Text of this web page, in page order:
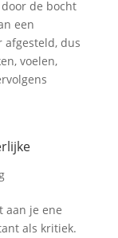
de bocht
een
afgesteld, dus
voelen,
aan je ene
als kritiek.